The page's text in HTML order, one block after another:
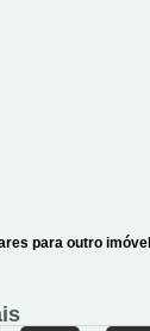
para outro